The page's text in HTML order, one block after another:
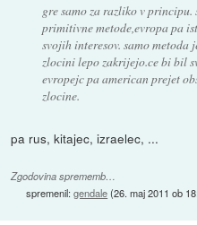
gre samo za razliko v
primitivne metode,evropa pa
svojih interesov. samo metoda
zlocini lepo zakrijejo.ce bi bil
evropejc pa american prejet
zlocine.
pa rus, kitajec, izraelec, ...
Zgodovina sprememb…
spremenil:gendale(26. maj 2011 ob